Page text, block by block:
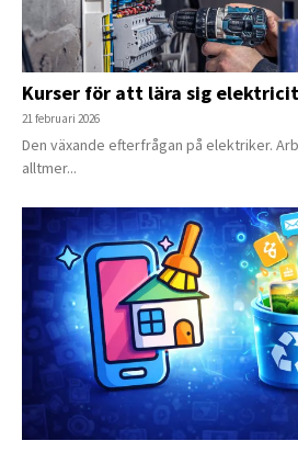
Kurser för att lära sig
21 februari 2026
Den växande efterfrågan på elektriker.
alltmer...